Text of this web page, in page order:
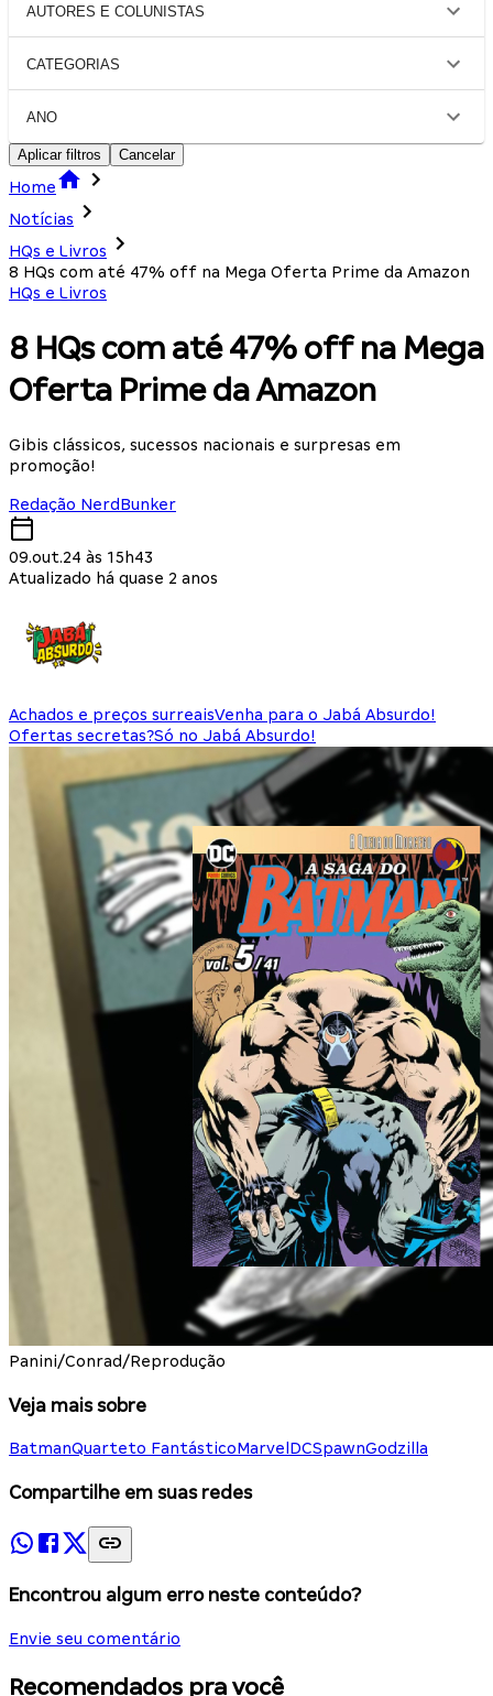
AUTORES E COLUNISTAS
CATEGORIAS
ANO
Aplicar filtros Cancelar
Home
Notícias
HQs e Livros
8 HQs com até 47% off na Mega Oferta Prime da Amazon
HQs e Livros
8 HQs com até 47% off na Mega
Oferta Prime da Amazon
Gibis clássicos, sucessos nacionais e surpresas em
promoção!
Redação NerdBunker
09.out.24 às 15h43
Atualizado há quase 2 anos
Achados e preços surreaisVenha para o Jabá Absurdo!
Ofertas secretas?Só no Jabá Absurdo!
Panini/Conrad/Reprodução
Veja mais sobre
BatmanQuarteto FantásticoMarvel DCSpawnGodzilla
Compartilhe em suas redes
Encontrou algum erro neste conteúdo?
Envie seu comentário
Recomendados pra você